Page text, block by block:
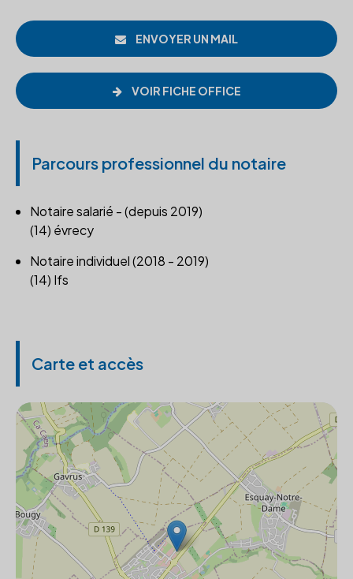
ENVOYER UN MAIL
VOIR FICHE OFFICE
Parcours professionnel du notaire
Notaire salarié - (depuis 2019)
(14) évrecy
Notaire individuel (2018 - 2019)
(14) Ifs
Carte et accès